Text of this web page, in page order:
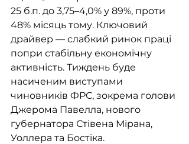
25 б.п. до 3,75–4,0% у 89%, проти
48% місяць тому. Ключовий
драйвер — слабкий ринок праці
попри стабільну економічну
активність. Тиждень буде
насиченим виступами
чиновників ФРС, зокрема голови
Джерома Павелла, нового
губернатора Стівена Мірана,
Уоллера та Бостіка.